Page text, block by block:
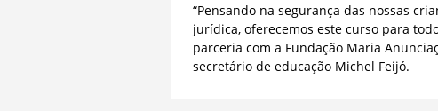
“Pensando na segurança das nossas
jurídica, oferecemos este curso para
parceria com a Fundação Maria
secretário de educação Michel Feijó.